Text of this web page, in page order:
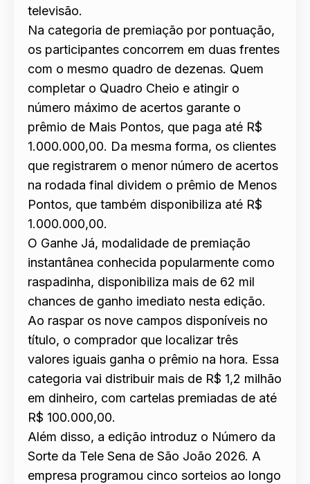
televisão.
Na categoria de premiação por pontuação,
os participantes concorrem em duas frentes
com o mesmo quadro de dezenas. Quem
completar o Quadro Cheio e atingir o
número máximo de acertos garante o
prêmio de Mais Pontos, que paga até R$
1.000.000,00. Da mesma forma, os clientes
que registrarem o menor número de acertos
na rodada final dividem o prêmio de Menos
Pontos, que também disponibiliza até R$
1.000.000,00.
O Ganhe Já, modalidade de premiação
instantânea conhecida popularmente como
raspadinha, disponibiliza mais de 62 mil
chances de ganho imediato nesta edição.
Ao raspar os nove campos disponíveis no
título, o comprador que localizar três
valores iguais ganha o prêmio na hora. Essa
categoria vai distribuir mais de R$ 1,2 milhão
em dinheiro, com cartelas premiadas de até
R$ 100.000,00.
Além disso, a edição introduz o Número da
Sorte da Tele Sena de São João 2026. A
empresa programou cinco sorteios ao longo